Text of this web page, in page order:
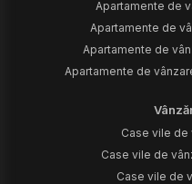
Apartamente de
Apartamente de
Apartamente de
Apartamente de
Case vile de
Case vile de
Case vile de